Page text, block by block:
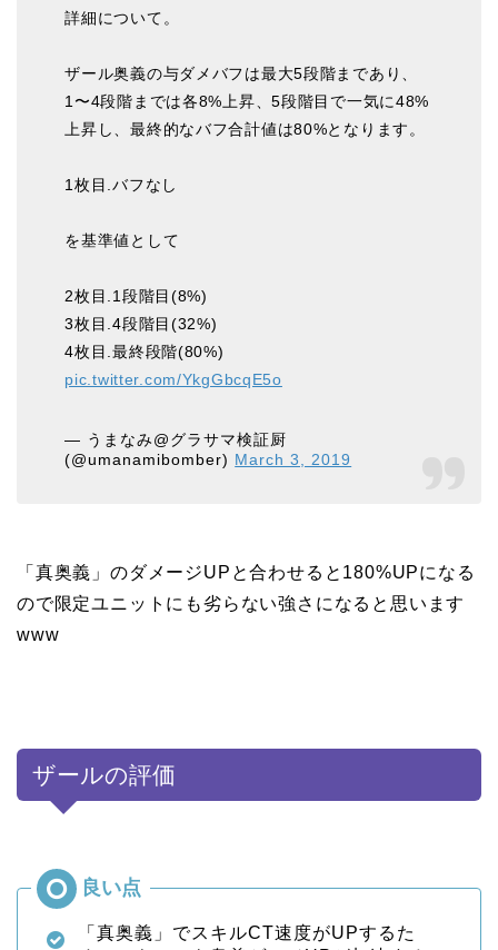
詳細について。
ザール奥義の与ダメバフは最大5段階まであり、
1〜4段階までは各8%上昇、5段階目で一気に48%
上昇し、最終的なバフ合計値は80%となります。
1枚目.バフなし
を基準値として
2枚目.1段階目(8%)
3枚目.4段階目(32%)
4枚目.最終段階(80%)
pic.twitter.com/YkgGbcqE5o
— うまなみ@グラサマ検証厨
(@umanamibomber) March 3, 2019
「真奥義」のダメージUPと合わせると180%UPになる
ので限定ユニットにも劣らない強さになると思います
www
ザールの評価
「真奥義」でスキルCT速度がUPするた